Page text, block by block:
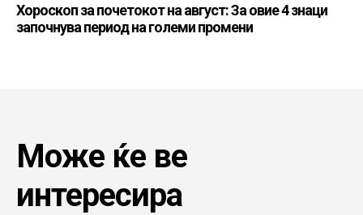
Хороскоп за почетокот на август: За овие 4 знаци
започнува период на големи промени
Може ќе ве
интересира